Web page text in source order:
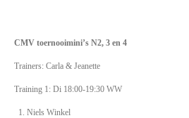
CMV toernooimini’s N2, 3 en 4
Trainers: Carla & Jeanette
Training 1: Di 18:00-19:30 WW
Niels Winkel